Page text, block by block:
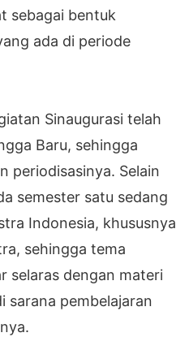
sebagai bentuk
ada di periode
Sinaugurasi telah
Baru, sehingga
periodisasinya. Selain
semester satu sedang
Indonesia, khususnya
sehingga tema
selaras dengan materi
sarana pembelajaran